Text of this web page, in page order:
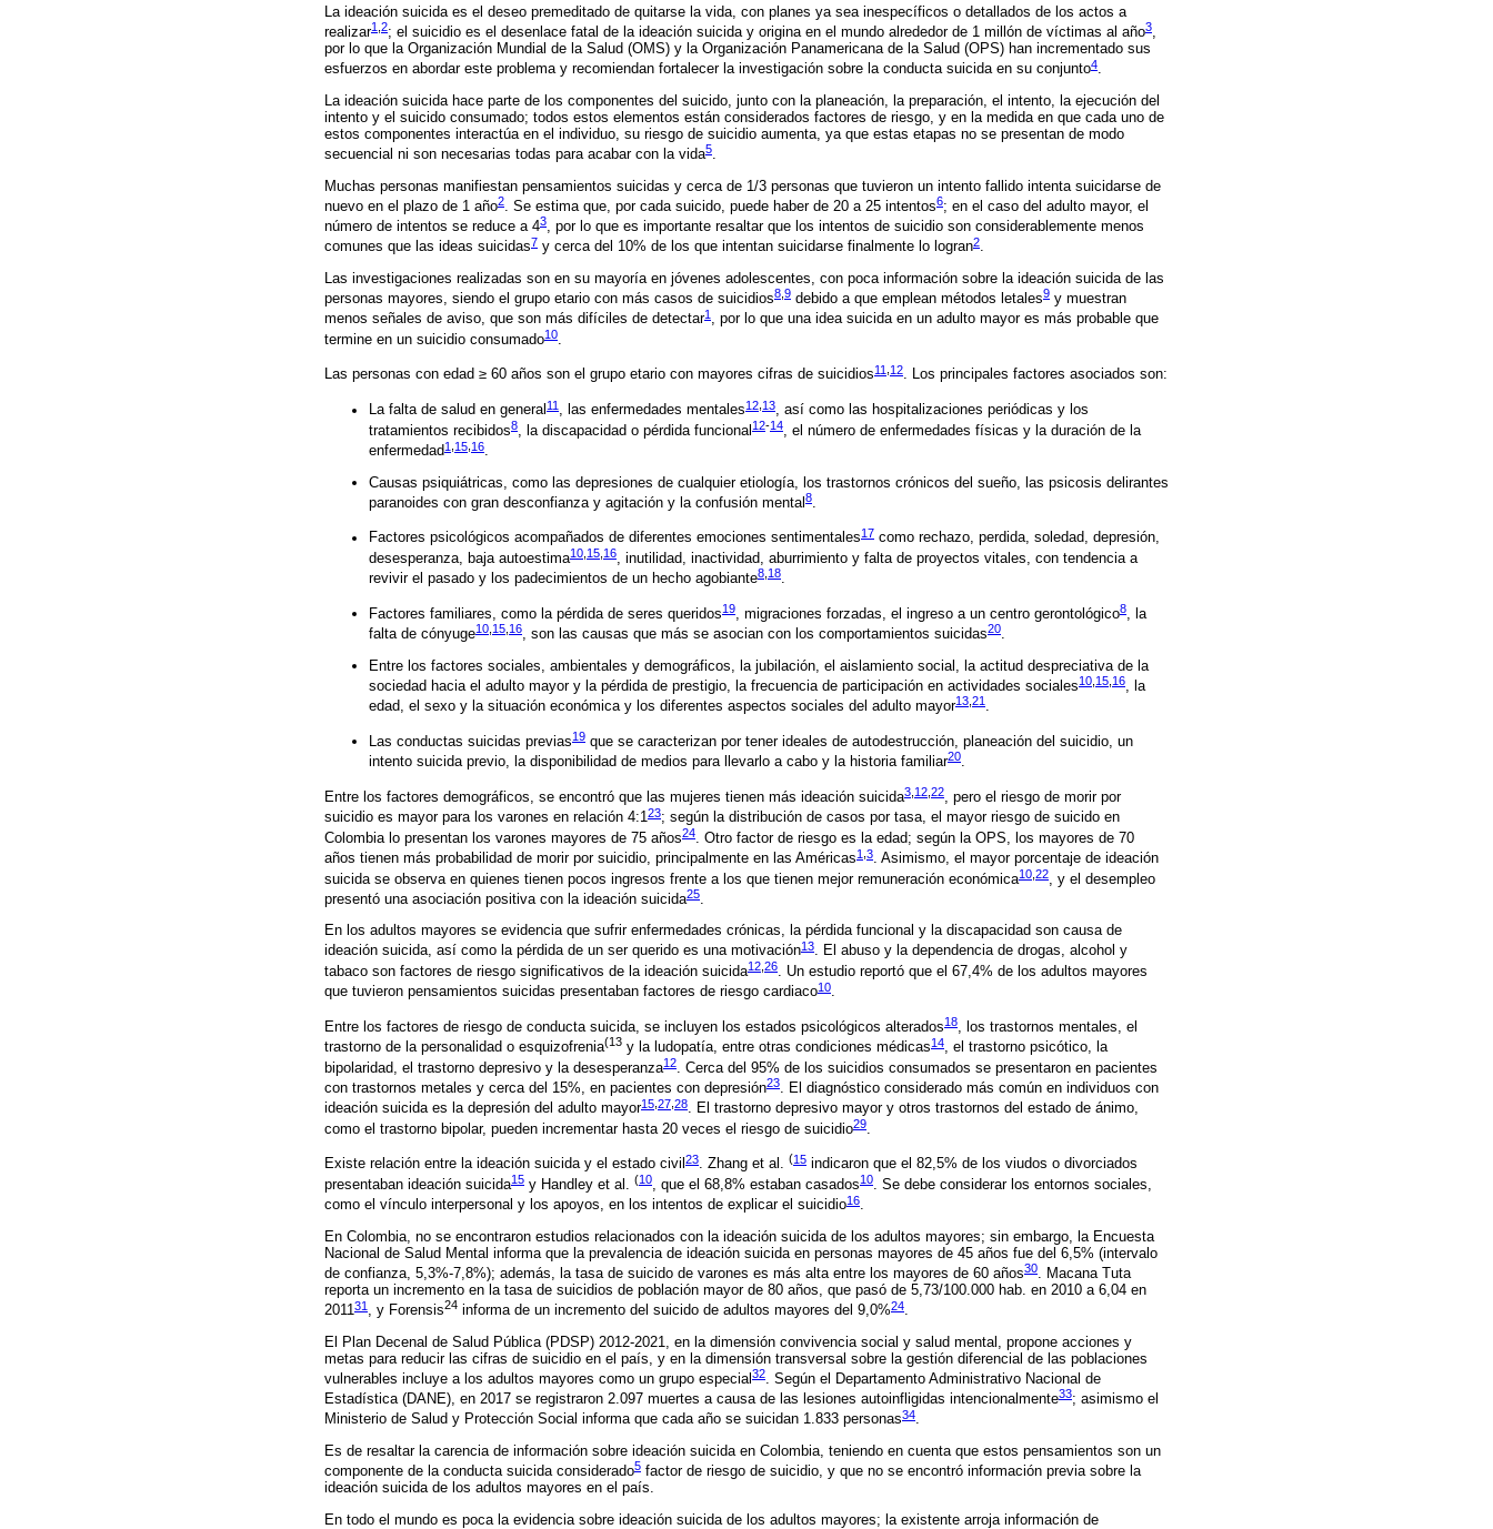
La ideación suicida es el deseo premeditado de quitarse la vida, con planes ya sea inespecíficos o detallados de los actos a
realizar1 2; el suicidio es el desenlace fatal de la ideación suicida y origina en el mundo alrededor de 1 millón de víctimas al año3,
por lo que la Organización Mundial de la Salud (OMS) y la Organización Panamericana de la Salud (OPS) han incrementado sus
esfuerzos en abordar este problema y recomiendan fortalecer la investigación sobre la conducta suicida en su conjunto4.
La ideación suicida hace parte de los componentes del suicido, junto con la planeación, la preparación, el intento, la ejecución del
intento y el suicido consumado; todos estos elementos están considerados factores de riesgo, y en la medida en que cada uno de
estos componentes interactúa en el individuo, su riesgo de suicidio aumenta, ya que estas etapas no se presentan de modo
secuencial ni son necesarias todas para acabar con la vida5.
Muchas personas manifiestan pensamientos suicidas y cerca de 1/3 personas que tuvieron un intento fallido intenta suicidarse de
nuevo en el plazo de 1 año2. Se estima que, por cada suicido, puede haber de 20 a 25 intentos6; en el caso del adulto mayor, el
número de intentos se reduce a 43, por lo que es importante resaltar que los intentos de suicidio son considerablemente menos
comunes que las ideas suicidas7 y cerca del 10% de los que intentan suicidarse finalmente lo logran2.
Las investigaciones realizadas son en su mayoría en jóvenes adolescentes, con poca información sobre la ideación suicida de las
personas mayores, siendo el grupo etario con más casos de suicidios8 9 debido a que emplean métodos letales9 y muestran
menos señales de aviso, que son más difíciles de detectar1 , por lo que una idea suicida en un adulto mayor es más probable que
termine en un suicidio consumado10.
Las personas con edad ≥ 60 años son el grupo etario con mayores cifras de suicidios11 12. Los principales factores asociados son:
La falta de salud en general 11 , las enfermedades mentales12 13, así como las hospitalizaciones periódicas y los
tratamientos recibidos8, la discapacidad o pérdida funcional 12-14, el número de enfermedades físicas y la duración de la
enfermedad1 15 16.
Causas psiquiátricas, como las depresiones de cualquier etiología, los trastornos crónicos del sueño, las psicosis delirantes
paranoides con gran desconfianza y agitación y la confusión mental8.
Factores psicológicos acompañados de diferentes emociones sentimentales17 como rechazo, perdida, soledad, depresión,
desesperanza, baja autoestima10 15 16, inutilidad, inactividad, aburrimiento y falta de proyectos vitales, con tendencia a
revivir el pasado y los padecimientos de un hecho agobiante8 18.
Factores familiares, como la pérdida de seres queridos19, migraciones forzadas, el ingreso a un centro gerontológico8, la
falta de cónyuge10 15 16, son las causas que más se asocian con los comportamientos suicidas20.
Entre los factores sociales, ambientales y demográficos, la jubilación, el aislamiento social, la actitud despreciativa de la
sociedad hacia el adulto mayor y la pérdida de prestigio, la frecuencia de participación en actividades sociales10 15 16, la
edad, el sexo y la situación económica y los diferentes aspectos sociales del adulto mayor13 21 .
Las conductas suicidas previas19 que se caracterizan por tener ideales de autodestrucción, planeación del suicidio, un
intento suicida previo, la disponibilidad de medios para llevarlo a cabo y la historia familiar20.
Entre los factores demográficos, se encontró que las mujeres tienen más ideación suicida3 12 22, pero el riesgo de morir por
suicidio es mayor para los varones en relación 4:123; según la distribución de casos por tasa, el mayor riesgo de suicido en
Colombia lo presentan los varones mayores de 75 años24. Otro factor de riesgo es la edad; según la OPS, los mayores de 70
años tienen más probabilidad de morir por suicidio, principalmente en las Américas1 3. Asimismo, el mayor porcentaje de ideación
suicida se observa en quienes tienen pocos ingresos frente a los que tienen mejor remuneración económica10 22
, y el desempleo
presentó una asociación positiva con la ideación suicida25.
En los adultos mayores se evidencia que sufrir enfermedades crónicas, la pérdida funcional y la discapacidad son causa de
ideación suicida, así como la pérdida de un ser querido es una motivación13. El abuso y la dependencia de drogas, alcohol y
tabaco son factores de riesgo significativos de la ideación suicida12 26. Un estudio reportó que el 67,4% de los adultos mayores
que tuvieron pensamientos suicidas presentaban factores de riesgo cardiaco10.
Entre los factores de riesgo de conducta suicida, se incluyen los estados psicológicos alterados18, los trastornos mentales, el
trastorno de la personalidad o esquizofrenia(13 y la ludopatía, entre otras condiciones médicas14, el trastorno psicótico, la
bipolaridad, el trastorno depresivo y la desesperanza12. Cerca del 95% de los suicidios consumados se presentaron en pacientes
con trastornos metales y cerca del 15%, en pacientes con depresión23. El diagnóstico considerado más común en individuos con
ideación suicida es la depresión del adulto mayor15,27,28. El trastorno depresivo mayor y otros trastornos del estado de ánimo,
como el trastorno bipolar, pueden incrementar hasta 20 veces el riesgo de suicidio29.
Existe relación entre la ideación suicida y el estado civil 23. Zhang et al. (15 indicaron que el 82,5% de los viudos o divorciados
presentaban ideación suicida15 y Handley et al. (10, que el 68,8% estaban casados10. Se debe considerar los entornos sociales,
como el vínculo interpersonal y los apoyos, en los intentos de explicar el suicidio16.
En Colombia, no se encontraron estudios relacionados con la ideación suicida de los adultos mayores; sin embargo, la Encuesta
Nacional de Salud Mental informa que la prevalencia de ideación suicida en personas mayores de 45 años fue del 6,5% (intervalo
de confianza, 5,3%-7,8%); además, la tasa de suicido de varones es más alta entre los mayores de 60 años30. Macana Tuta
reporta un incremento en la tasa de suicidios de población mayor de 80 años, que pasó de 5,73/100.000 hab. en 2010 a 6,04 en
201131 , y Forensis24 informa de un incremento del suicido de adultos mayores del 9,0%24.
El Plan Decenal de Salud Pública (PDSP) 2012-2021, en la dimensión convivencia social y salud mental, propone acciones y
metas para reducir las cifras de suicidio en el país, y en la dimensión transversal sobre la gestión diferencial de las poblaciones
vulnerables incluye a los adultos mayores como un grupo especial32. Según el Departamento Administrativo Nacional de
Estadística (DANE), en 2017 se registraron 2.097 muertes a causa de las lesiones autoinfligidas intencionalmente33; asimismo el
Ministerio de Salud y Protección Social informa que cada año se suicidan 1.833 personas34.
Es de resaltar la carencia de información sobre ideación suicida en Colombia, teniendo en cuenta que estos pensamientos son un
componente de la conducta suicida considerado5 factor de riesgo de suicidio, y que no se encontró información previa sobre la
ideación suicida de los adultos mayores en el país.
En todo el mundo es poca la evidencia sobre ideación suicida de los adultos mayores; la existente arroja información de